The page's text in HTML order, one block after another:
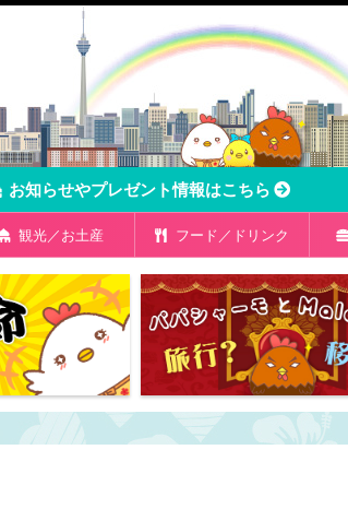
お知らせやプレゼント情報はこちら
観光／お土産 フード／ドリンク